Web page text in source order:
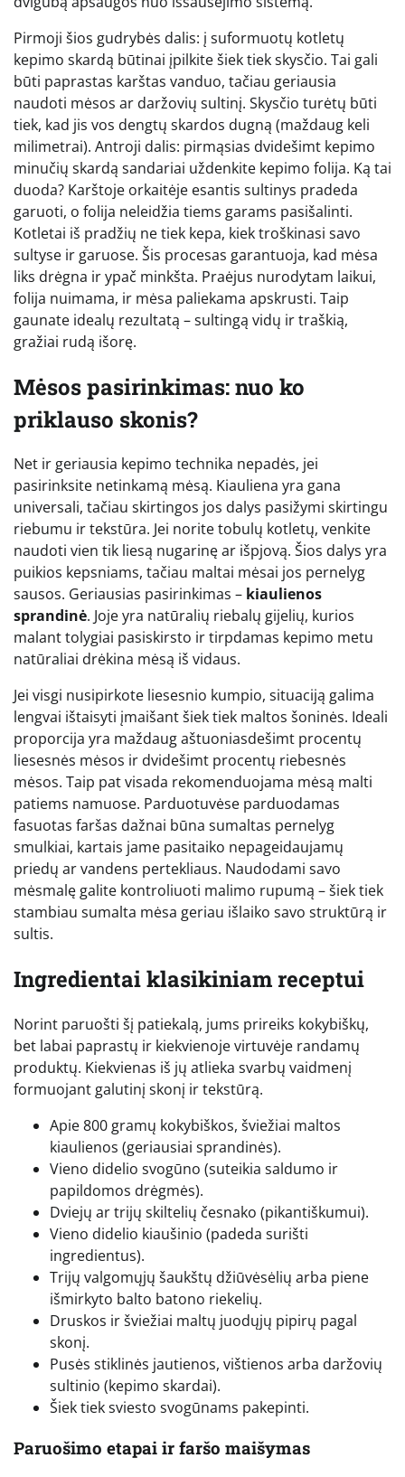
Pirmoji šios gudrybės dalis: į suformuotų kotletų
kepimo skardą būtinai įpilkite šiek tiek skysčio. Tai gali
būti paprastas karštas vanduo, tačiau geriausia
naudoti mėsos ar daržovių sultinį. Skysčio turėtų būti
tiek, kad jis vos dengtų skardos dugną (maždaug keli
milimetrai). Antroji dalis: pirmąsias dvidešimt kepimo
minučių skardą sandariai uždenkite kepimo folija. Ką tai
duoda? Karštoje orkaitėje esantis sultinys pradeda
garuoti, o folija neleidžia tiems garams pasišalinti.
Kotletai iš pradžių ne tiek kepa, kiek troškinasi savo
sultyse ir garuose. Šis procesas garantuoja, kad mėsa
liks drėgna ir ypač minkšta. Praėjus nurodytam laikui,
folija nuimama, ir mėsa paliekama apskrusti. Taip
gaunate idealų rezultatą – sultingą vidų ir traškią,
gražiai rudą išorę.
Mėsos pasirinkimas: nuo ko
priklauso skonis?
Net ir geriausia kepimo technika nepadės, jei
pasirinksite netinkamą mėsą. Kiauliena yra gana
universali, tačiau skirtingos jos dalys pasižymi skirtingu
riebumu ir tekstūra. Jei norite tobulų kotletų, venkite
naudoti vien tik liesą nugarinę ar išpjovą. Šios dalys yra
puikios kepsniams, tačiau maltai mėsai jos pernelyg
sausos. Geriausias pasirinkimas – kiaulienos
sprandinė. Joje yra natūralių riebalų gijelių, kurios
malant tolygiai pasiskirsto ir tirpdamas kepimo metu
natūraliai drėkina mėsą iš vidaus.
Jei visgi nusipirkote liesesnio kumpio, situaciją galima
lengvai ištaisyti įmaišant šiek tiek maltos šoninės. Ideali
proporcija yra maždaug aštuoniasdešimt procentų
liesesnės mėsos ir dvidešimt procentų riebesnės
mėsos. Taip pat visada rekomenduojama mėsą malti
patiems namuose. Parduotuvėse parduodamas
fasuotas faršas dažnai būna sumaltas pernelyg
smulkiai, kartais jame pasitaiko nepageidaujamų
priedų ar vandens pertekliaus. Naudodami savo
mėsmalę galite kontroliuoti malimo rupumą – šiek tiek
stambiau sumalta mėsa geriau išlaiko savo struktūrą ir
sultis.
Ingredientai klasikiniam receptui
Norint paruošti šį patiekalą, jums prireiks kokybiškų,
bet labai paprastų ir kiekvienoje virtuvėje randamų
produktų. Kiekvienas iš jų atlieka svarbų vaidmenį
formuojant galutinį skonį ir tekstūrą.
Apie 800 gramų kokybiškos, šviežiai maltos
kiaulienos (geriausiai sprandinės).
Vieno didelio svogūno (suteikia saldumo ir
papildomos drėgmės).
Dviejų ar trijų skiltelių česnako (pikantiškumui).
Vieno didelio kiaušinio (padeda surišti
ingredientus).
Trijų valgomųjų šaukštų džiūvėsėlių arba piene
išmirkyto balto batono riekelių.
Druskos ir šviežiai maltų juodųjų pipirų pagal
skonį.
Pusės stiklinės jautienos, vištienos arba daržovių
sultinio (kepimo skardai).
Šiek tiek sviesto svogūnams pakepinti.
Paruošimo etapai ir faršo maišymas